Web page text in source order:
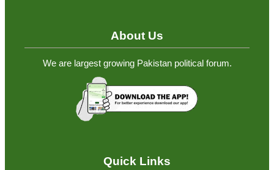
About Us
We are largest growing Pakistan political forum.
Quick Links